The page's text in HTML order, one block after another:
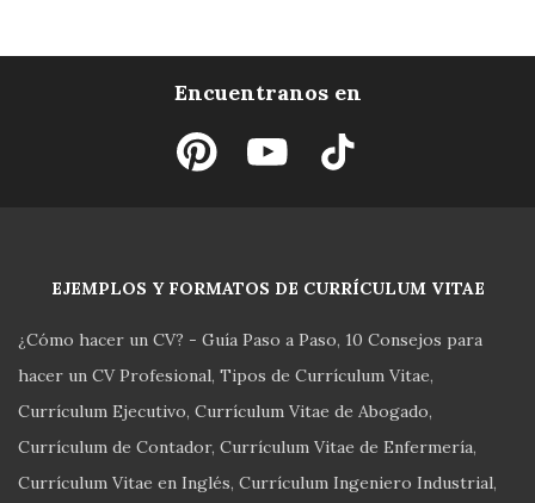
Encuentranos en
EJEMPLOS Y FORMATOS DE CURRÍCULUM VITAE
¿Cómo hacer un CV? - Guía Paso a Paso 10 Consejos para
hacer un CV Profesional Tipos de Currículum Vitae
Currículum Ejecutivo Currículum Vitae de Abogado
Currículum de Contador Currículum Vitae de Enfermería
Currículum Vitae en Inglés Currículum Ingeniero Industrial